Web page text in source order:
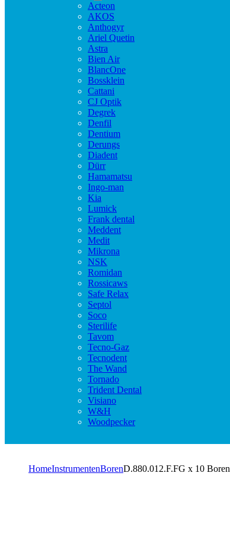
Acteon
AKOS
Anthogyr
Ariel Quetin
Astra
Bien Air
BlancOne
Bossklein
Cattani
CJ Optik
Degrek
Denfil
Dentium
Derungs
Diadent
Dürr
Hamamatsu
Ingo-man
Kia
Lumick
Frank dental
Meddent
Medit
Mikrona
NSK
Romidan
Rossicaws
Safe Relax
Septol
Soco
Sterilife
Tavom
Tecno-Gaz
Tecnodent
The Wand
Tornado
Trident Dental
Visiano
W&H
Woodpecker
HomeInstrumentenBorenD.880.012.F.FG x 10 Boren